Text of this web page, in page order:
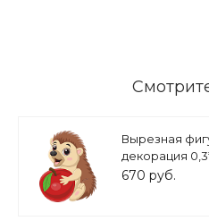
Вырезная
декорация
670 руб.